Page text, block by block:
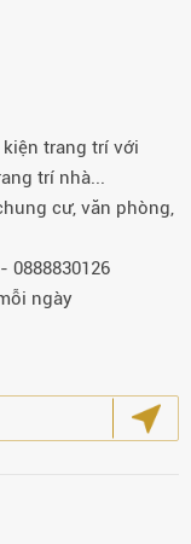
trang trí với
trí nhà...
cư, văn phòng,
0888830126
ngày